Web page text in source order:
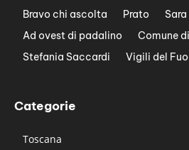
Bravo chi ascolta
Prato
Ad ovest di padalino
Comune
Stefania Saccardi
Vigili del
Categorie
Toscana